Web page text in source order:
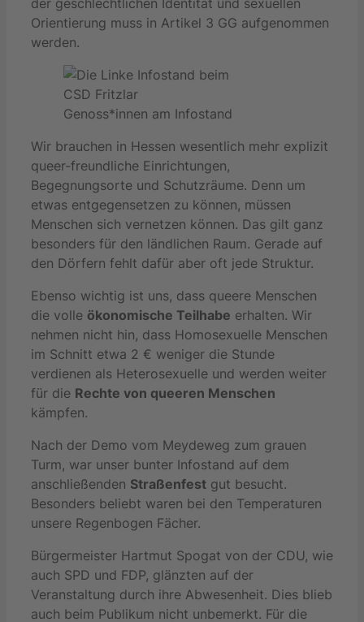
der geschlechtlichen Identität und sexuellen
Orientierung muss in Artikel 3 GG aufgenommen
werden.
Genoss*innen am Infostand
Wir brauchen in Hessen wesentlich mehr explizit
queer-freundliche Einrichtungen,
Begegnungsorte und Schutzräume. Denn um
etwas entgegensetzen zu können, müssen
Menschen sich vernetzen können. Das gilt ganz
besonders für den ländlichen Raum. Gerade auf
den Dörfern fehlt dafür aber oft jede Struktur.
Ebenso wichtig ist uns, dass queere Menschen
die volle ökonomische Teilhabe erhalten. Wir
nehmen nicht hin, dass Homosexuelle Menschen
im Schnitt etwa 2 € weniger die Stunde
verdienen als Heterosexuelle und werden weiter
für die Rechte von queeren Menschen
kämpfen.
Nach der Demo vom Meydeweg zum grauen
Turm, war unser bunter Infostand auf dem
anschließenden Straßenfest gut besucht.
Besonders beliebt waren bei den Temperaturen
unsere Regenbogen Fächer.
Bürgermeister Hartmut Spogat von der CDU, wie
auch SPD und FDP, glänzten auf der
Veranstaltung durch ihre Abwesenheit. Dies blieb
auch beim Publikum nicht unbemerkt. Für die